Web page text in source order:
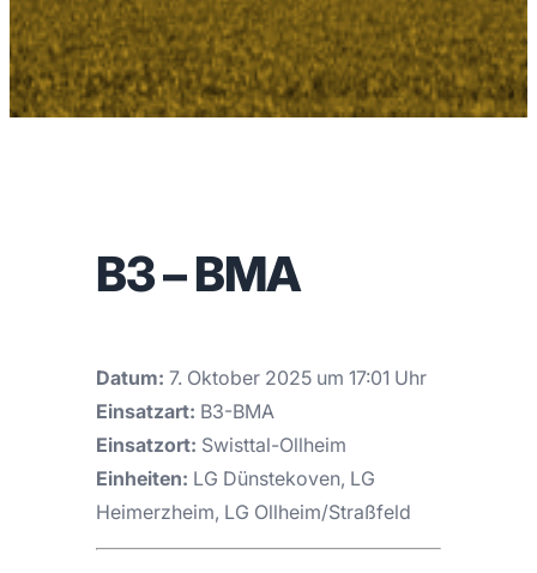
B3 – BMA
Datum: 7. Oktober 2025 um 17:01 Uhr
Einsatzart: B3-BMA
Einsatzort: Swisttal-Ollheim
Einheiten: LG Dünstekoven, LG
Heimerzheim, LG Ollheim/Straßfeld